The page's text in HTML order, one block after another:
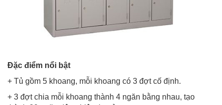
Đặc điểm nổi bật
+ Tủ gồm 5 khoang, mỗi khoang có 3 đợt cố định.
+ 3 đợt chia mỗi khoang thành 4 ngăn bằng nhau, tạo